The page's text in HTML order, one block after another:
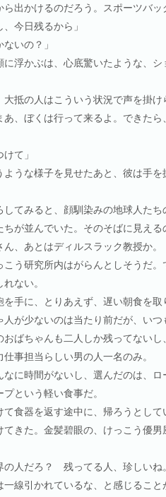
出かけるのだろう。スポーツバッ
、今日残るから」
ないの？」
浮かぶは、心底驚いたような、シ
の人はこういう状況で声を掛け
、ぼくは行って来るよ。できたら
て」
うな様子を見せたあと、彼は手を
てみると、顔馴染みの地球人たち
ちが並んでいた。そのそばに見え
ん、あとはディルスラック教授か。
う研究所内はがらんとしそうだ。
ない。
手に、とりあえず、遅い朝食を取
が少ないのは当たり前だが、いつ
おばちゃんも二人しか残ってない
事担当らしい男の人一名のみ。
に時間がないし、選んだのは、ロ
という軽い食事だ。
食器を返す途中に、帰ろうとして
てきた。金髪碧眼の、けっこう優
の人だろ？ 残ってる人、珍しいね
線引かれているな、と感じること